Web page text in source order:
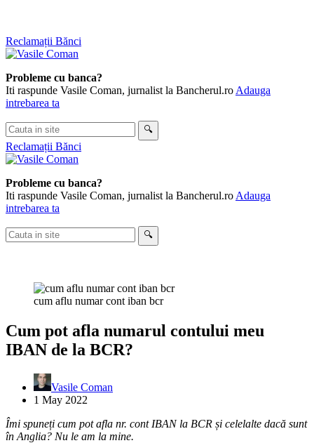
Skip
to
Reclamații Bănci
Probleme cu banca?
Iti raspunde Vasile Coman, jurnalist la Bancherul.ro Adauga
intrebarea ta
Cauta
in
site
🔍
Reclamații Bănci
Probleme cu banca?
Iti raspunde Vasile Coman, jurnalist la Bancherul.ro Adauga
intrebarea ta
Cauta
in
🔍
cum aflu numar cont iban bcr
Cum pot afla numarul contului meu
IBAN de la BCR?
Vasile Coman
1 May 2022
Îmi spuneți cum pot afla nr. cont IBAN la BCR și celelalte dacă sunt
în Anglia? Nu le am la mine.